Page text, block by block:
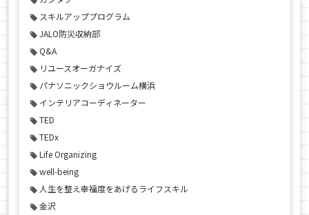
スキルアッププログラム
JALO防災収納部
Q&A
リユースオーガナイズ
パナソニックショウルーム横浜
インテリアコーディネーター
TED
TEDx
Life Organizing
well-being
人生を整え幸福度をあげるライフスキル
金沢